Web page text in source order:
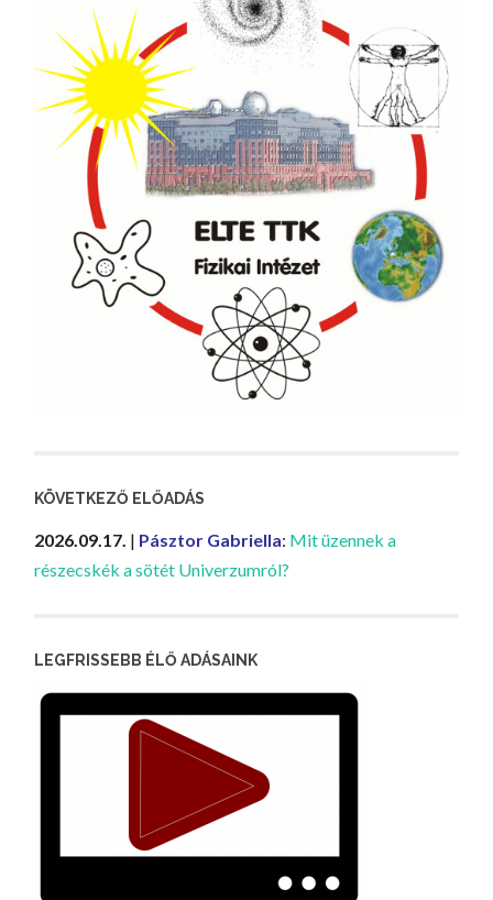
KÖVETKEZŐ ELŐADÁS
2026.09.17. | Pásztor Gabriella: Mit üzennek a
részecskék a sötét Univerzumról?
LEGFRISSEBB ÉLŐ ADÁSAINK